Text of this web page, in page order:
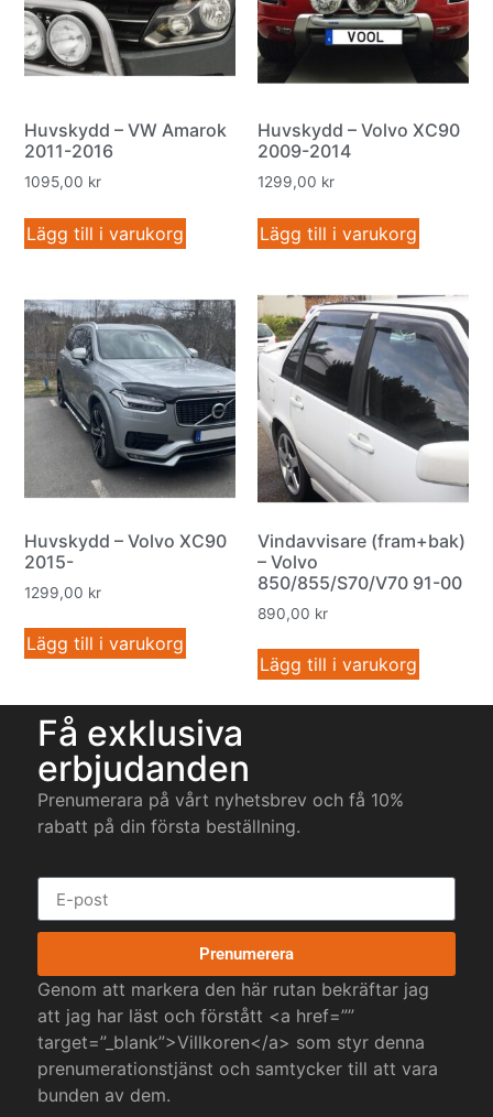
Huvskydd – VW Amarok
2011-2016
1095,00 kr
Lägg till i varukorg
Huvskydd – Volvo XC90
2009-2014
1299,00 kr
Lägg till i varukorg
Huvskydd – Volvo XC90
2015-
1299,00 kr
Lägg till i varukorg
Vindavvisare (fram+bak)
– Volvo
850/855/S70/V70 91-00
890,00 kr
Lägg till i varukorg
Få exklusiva
erbjudanden
Prenumerara på vårt nyhetsbrev och få 10%
rabatt på din första beställning.
Prenumerera
Genom att markera den här rutan bekräftar jag
att jag har läst och förstått <a href=””
target=”_blank”>Villkoren</a> som styr denna
prenumerationstjänst och samtycker till att vara
bunden av dem.